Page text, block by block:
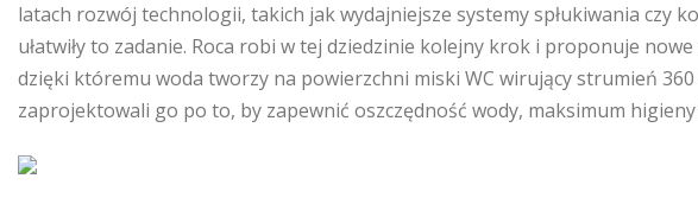
latach rozwój technologii, takich jak wydajniejsze systemy spłukiwania czy
ułatwiły to zadanie. Roca robi w tej dziedzinie kolejny krok i proponuje
dzięki któremu woda tworzy na powierzchni miski WC wirujący strumień
zaprojektowali go po to, by zapewnić oszczędność wody, maksimum